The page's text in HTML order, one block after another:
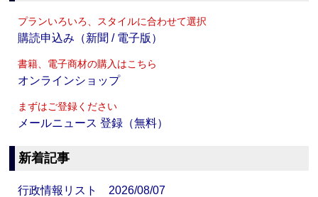
プランいろいろ、スタイルに合わせて選択
購読申込み（新聞 / 電子版）
書籍、電子商材の購入はこちら
オンラインショップ
まずはご登録ください
メールニュース 登録（無料）
新着記事
行政情報リスト 2026/08/07